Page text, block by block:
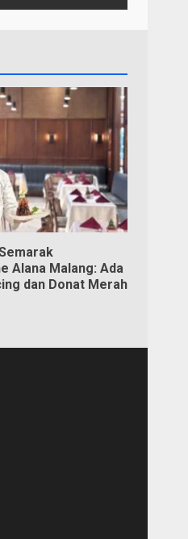
Alana Malang: Ada
dan Donat Merah